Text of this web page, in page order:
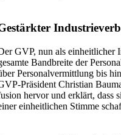
GVP, nun als einheit­licher
Bandbreite der
Perso­nal­ver­mittlung bis
Präsident Christian
hervor und erklärt, dass
einheit­lichen Stimme